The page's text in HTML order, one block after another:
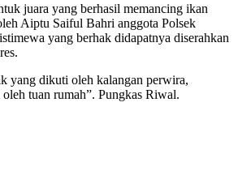
juara yang berhasil memancing ikan
Aiptu Saiful Bahri anggota Polsek
yang berhak didapatnya diserahkan
yang dikuti oleh kalangan perwira,
tuan rumah”. Pungkas Riwal.